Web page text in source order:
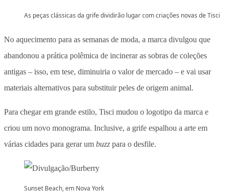
As peças clássicas da grife dividirão lugar com criações novas de Tisci
No aquecimento para as semanas de moda, a marca divulgou que
abandonou a prática polêmica de incinerar as sobras de coleções
antigas – isso, em tese, diminuiria o valor de mercado – e vai usar
materiais alternativos para substituir peles de origem animal.
Para chegar em grande estilo, Tisci mudou o logotipo da marca e
criou um novo monograma. Inclusive, a grife espalhou a arte em
várias cidades para gerar um buzz para o desfile.
Sunset Beach, em Nova York